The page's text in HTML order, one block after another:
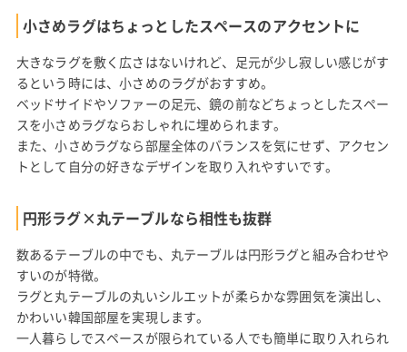
小さめラグはちょっとしたスペースのアクセントに
大きなラグを敷く広さはないけれど、足元が少し寂しい感じがす
るという時には、小さめのラグがおすすめ。
ベッドサイドやソファーの足元、鏡の前などちょっとしたスペー
スを小さめラグならおしゃれに埋められます。
また、小さめラグなら部屋全体のバランスを気にせず、アクセン
トとして自分の好きなデザインを取り入れやすいです。
円形ラグ×丸テーブルなら相性も抜群
数あるテーブルの中でも、丸テーブルは円形ラグと組み合わせや
すいのが特徴。
ラグと丸テーブルの丸いシルエットが柔らかな雰囲気を演出し、
かわいい韓国部屋を実現します。
一人暮らしでスペースが限られている人でも簡単に取り入れられ